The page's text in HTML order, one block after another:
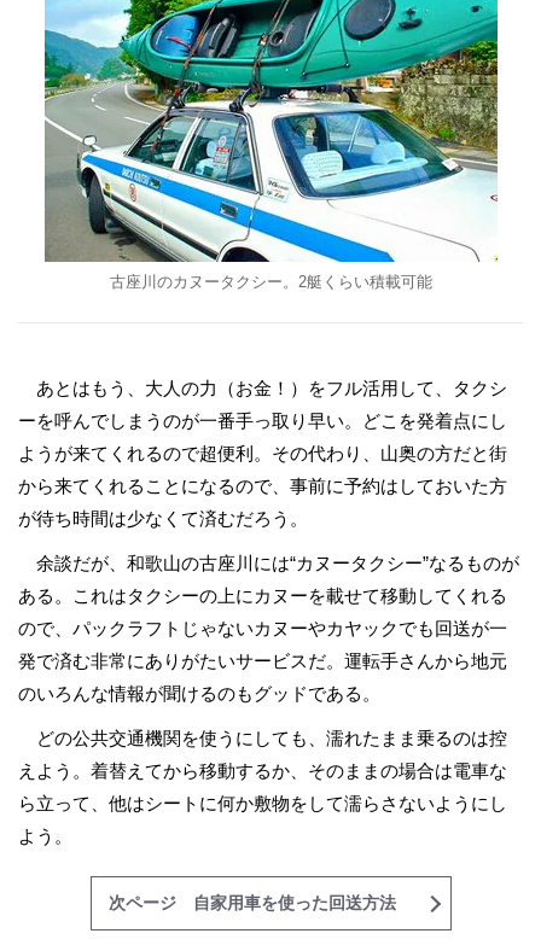
古座川のカヌータクシー。2艇くらい積載可能
あとはもう、大人の力（お金！）をフル活用して、タクシ
ーを呼んでしまうのが一番手っ取り早い。どこを発着点にし
ようが来てくれるので超便利。その代わり、山奥の方だと街
から来てくれることになるので、事前に予約はしておいた方
が待ち時間は少なくて済むだろう。
余談だが、和歌山の古座川には“カヌータクシー”なるものが
ある。これはタクシーの上にカヌーを載せて移動してくれる
ので、パックラフトじゃないカヌーやカヤックでも回送が一
発で済む非常にありがたいサービスだ。運転手さんから地元
のいろんな情報が聞けるのもグッドである。
どの公共交通機関を使うにしても、濡れたまま乗るのは控
えよう。着替えてから移動するか、そのままの場合は電車な
ら立って、他はシートに何か敷物をして濡らさないようにし
よう。
次ページ 自家用車を使った回送方法